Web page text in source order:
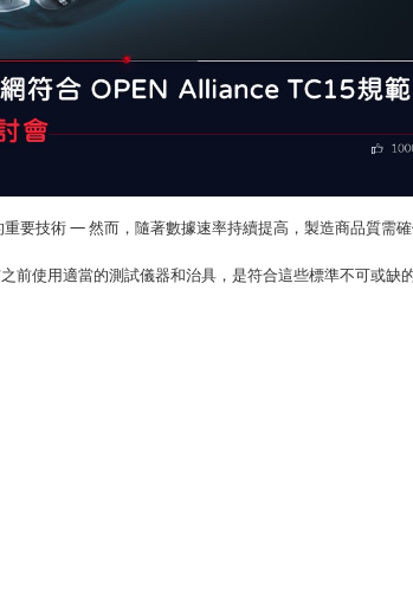
重要技術—然而，隨著數據速率持續提高， 製造商品質需
前使用適當的測試儀器和治具，是符合這些標準不可或缺